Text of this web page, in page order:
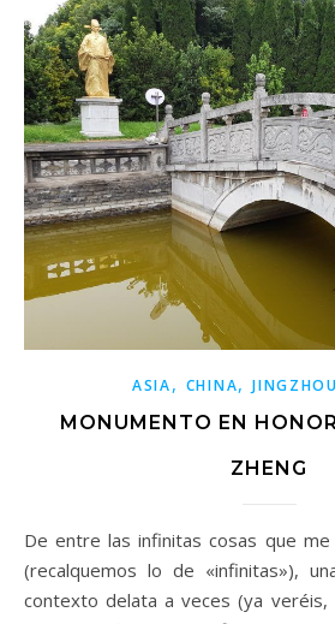
ASIA, CHINA,JINGZHOU
MONUMENTO EN
ZHENG
De entre las infinitas cosas que me sorprenden de China
(recalquemos lo de «infinitas»),
contexto delata a veces (ya veréis,